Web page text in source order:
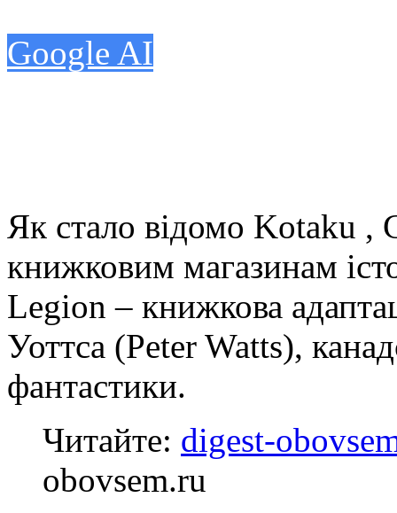
Google AI
Як стало відомо Kotaku ,
книжковим магазинам
Legion – книжкова
Уоттса (Peter Watts),
фантастики.
Читайте: digest-
obovsem.ru